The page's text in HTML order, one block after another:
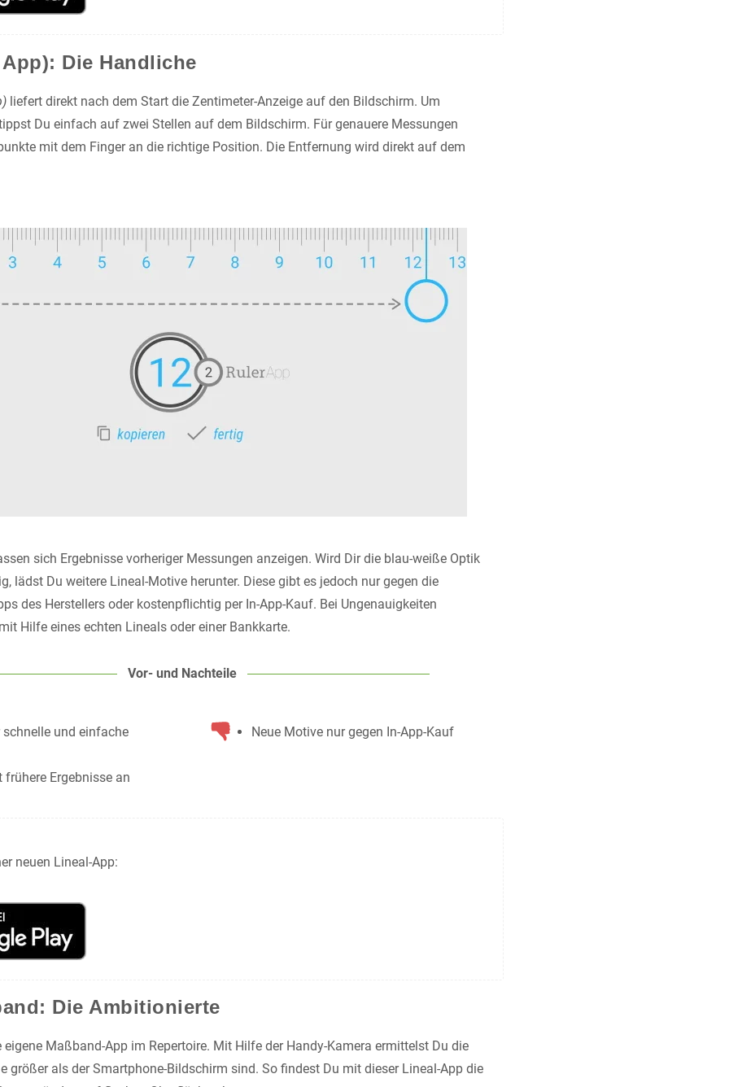
Die Handliche
liefert direkt nach dem Start die Zentimeter-Anzeige auf den Bildschirm. Um
Du einfach auf zwei Stellen auf dem Bildschirm. Für genauere Messungen
mit dem Finger an die richtige Position. Die Entfernung wird direkt auf dem
sich Ergebnisse vorheriger Messungen anzeigen. Wird Dir die blau-weiße Optik
lädst Du weitere Lineal-Motive herunter. Diese gibt es jedoch nur gegen die
des Herstellers oder kostenpflichtig per In-App-Kauf. Bei Ungenauigkeiten
Hilfe eines echten Lineals oder einer Bankkarte.
Vor- und Nachteile
schnelle und einfache
frühere Ergebnisse an
Neue Motive nur gegen In-App-Kauf
neuen Lineal-App:
Die Ambitionierte
eigene Maßband-App im Repertoire. Mit Hilfe der Handy-Kamera ermittelst Du die
größer als der Smartphone-Bildschirm sind. So findest Du mit dieser Lineal-App die